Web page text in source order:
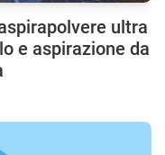
ultra
e aspirazione da